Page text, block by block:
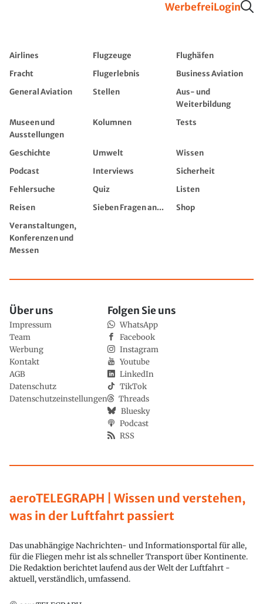
WerbefreiLogin
Airlines Flugzeuge
Flughäfen
Fracht
Flugerlebnis
Business Aviation
General Aviation
Stellen
Aus- und
Weiterbildung
Museen und
Ausstellungen
Kolumnen Tests
Geschichte Umwelt
Wissen
Podcast
Interviews
Sicherheit
Fehlersuche
Quiz
Listen
Reisen
Sieben Fragen an...
Shop
Veranstaltungen,
Konferenzen und
Messen
aeroTELEGRAPH | Wissen und verstehen,
was in der Luftfahrt passiert
Das unabhängige Nachrichten- und Informationsportal für alle,
für die Fliegen mehr ist als schneller Transport über Kontinente.
Die Redaktion berichtet laufend aus der Welt der Luftfahrt -
aktuell, verständlich, umfassend.
Über uns
Impressum
Team
Werbung
Kontakt
AGB
Datenschutz
Datenschutzeinstellungen
Folgen Sie uns
WhatsApp
Facebook
Instagram
Youtube
LinkedIn
TikTok
Threads
Bluesky
Podcast
RSS